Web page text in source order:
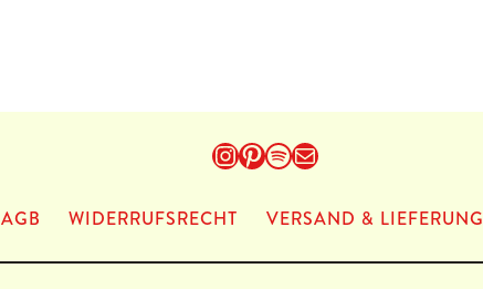
Instagram
Pinterest
Spotify
E-Mail
AGB WIDERRUFSRECHT VERSAND & LIEFERUNG